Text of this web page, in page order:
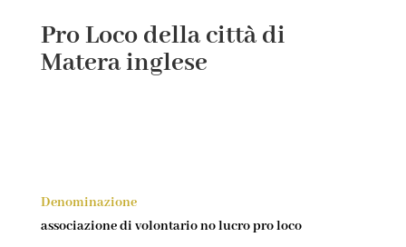
Pro Loco della città di
Matera inglese
Denominazione
associazione di volontario no lucro pro loco